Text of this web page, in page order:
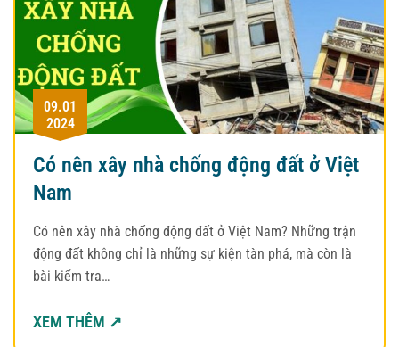
09.01
2024
Có nên xây nhà chống động đất ở Việt
Nam
Có nên xây nhà chống động đất ở Việt Nam? Những trận
động đất không chỉ là những sự kiện tàn phá, mà còn là
bài kiểm tra…
XEM THÊM ↗